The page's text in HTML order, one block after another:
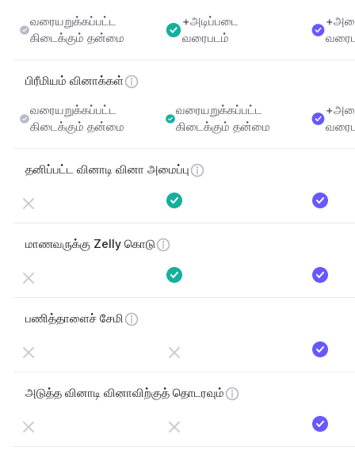
வரையறுக்கப்பட்ட
கிடைக்கும் தன்மை
+அடிப்படை
வரைபடம்
பிரீமியம் வினாக்கள்
வரையறுக்கப்பட்ட
கிடைக்கும் தன்மை
வரையறுக்கப்பட்ட
கிடைக்கும் தன்மை
+
தனிப்பட்ட வினாடி வினா அமைப்பு
மாணவருக்கு Zelly கொடு
பணித்தாளைச் சேமி
அடுத்த வினாடி வினாவிற்குத் தொடரவும்